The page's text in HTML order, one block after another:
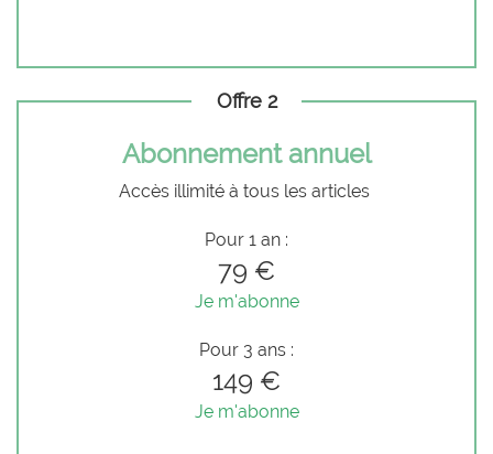
Offre 2
Abonnement annuel
Accès illimité à tous les articles
Pour 1 an :
79 €
Je m'abonne
Pour 3 ans :
149 €
Je m'abonne